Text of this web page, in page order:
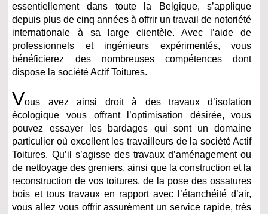
essentiellement dans toute la Belgique, s’applique
depuis plus de cinq années à offrir un travail de notoriété
internationale à sa large clientèle. Avec l’aide de
professionnels et ingénieurs expérimentés, vous
bénéficierez des nombreuses compétences dont
dispose la société Actif Toitures.
Vous avez ainsi droit à des travaux d’isolation
écologique vous offrant l’optimisation désirée, vous
pouvez essayer les bardages qui sont un domaine
particulier où excellent les travailleurs de la société Actif
Toitures. Qu’il s’agisse des travaux d’aménagement ou
de nettoyage des greniers, ainsi que la construction et la
reconstruction de vos toitures, de la pose des ossatures
bois et tous travaux en rapport avec l’étanchéité d’air,
vous allez vous offrir assurément un service rapide, très